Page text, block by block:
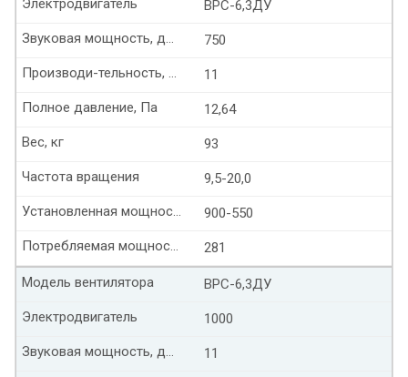
ВРС-6,3ДУ
Электродвигатель
750
Звуковая мощность, дБ(А)
11
Производи-тельность, тыс. м³/час
12,64
Полное давление, Па
93
Вес, кг
9,5-20,0
Частота вращения
900-550
Установленная мощность, кВт
281
Потребляемая мощность, кВт
ВРС-6,3ДУ
Модель вентилятора
1000
Электродвигатель
11
Звуковая мощность, дБ(А)